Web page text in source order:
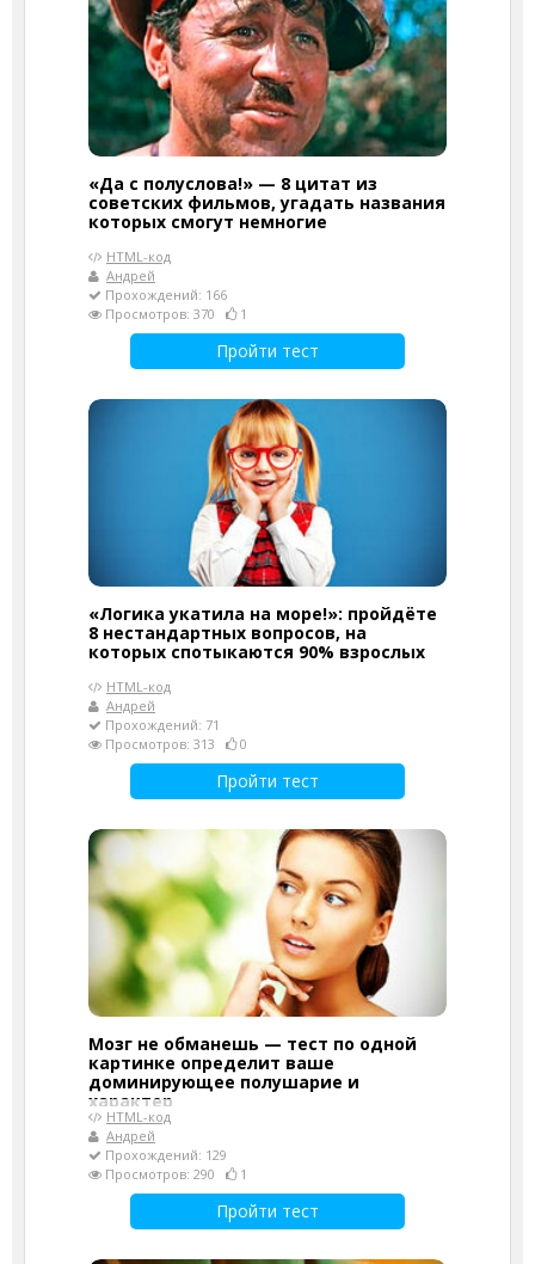
«Да с полуслова!» — 8 цитат из
советских фильмов, угадать названия
которых смогут немногие
HTML-код
Андрей
Прохождений: 166
Просмотров: 370
1
Пройти тест
«Логика укатила на море!»: пройдёте
8 нестандартных вопросов, на
которых спотыкаются 90% взрослых
HTML-код
Андрей
Прохождений: 71
Просмотров: 313
0
Пройти тест
Мозг не обманешь — тест по одной
картинке определит ваше
доминирующее полушарие и
характер
HTML-код
Андрей
Прохождений: 129
Просмотров: 290
1
Пройти тест